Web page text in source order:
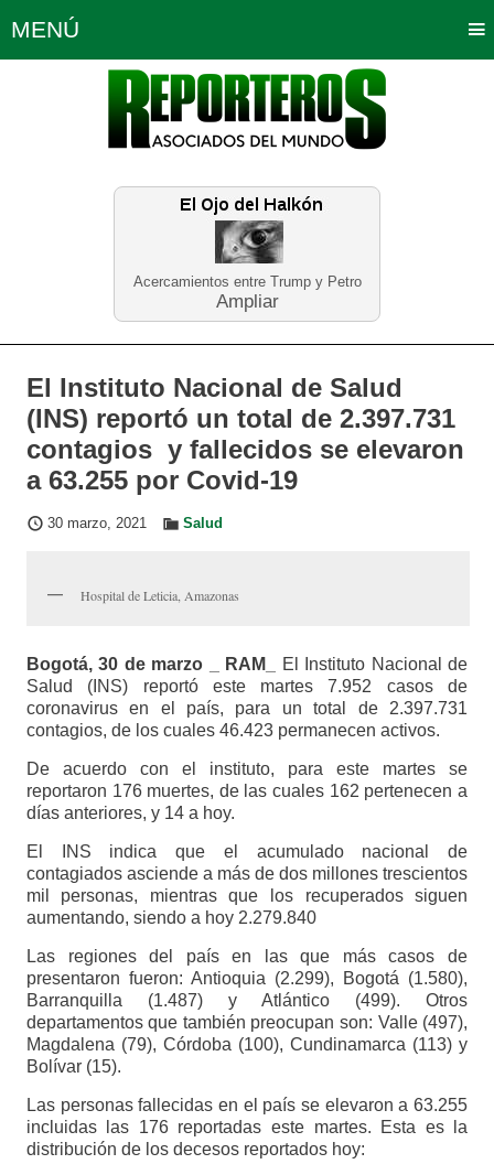
Acercamientos entre Trump y Petro
Ampliar
MENÚ
Política Opinión Bogotá
Planeta Tierra Deportes
Educación Neira
El Instituto Nacional de Salud
(INS) reportó un total de 2.397.731
contagios y fallecidos se elevaron
a 63.255 por Covid-19
30 marzo, 2021 Salud
Hospital de Leticia, Amazonas
Bogotá, 30 de marzo _ RAM_
El Instituto Nacional de
Salud (INS) reportó este martes 7.952 casos de
coronavirus en el país, para un total de 2.397.731
contagios, de los cuales 46.423 permanecen activos.
De acuerdo con el instituto, para este martes se
reportaron 176 muertes, de las cuales 162 pertenecen a
días anteriores, y 14 a hoy.
El INS indica que el acumulado nacional de
contagiados asciende a más de dos millones trescientos
mil personas, mientras que los recuperados siguen
aumentando, siendo a hoy 2.279.840​​​​​​
Las regiones del país en las que más casos de
presentaron fueron: Antioquia (2.299), Bogotá (1.580),
Barranquilla (1.487) y Atlántico (499). Otros
departamentos que también preocupan son: Valle (497),
Magdalena (79), Córdoba (100), Cundinamarca (113) y
Bolívar (15).
Las personas fallecidas en el país se elevaron a 63.255
incluidas las 176 reportadas este martes. Esta es la
distribución de los decesos reportados hoy: